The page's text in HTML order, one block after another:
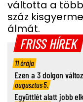
váltotta a több
száz
álmát.
FRISS HÍREK
11 órája
Ezen a 3 dolgon
augusztus 5.
Együttlét alatt jobb